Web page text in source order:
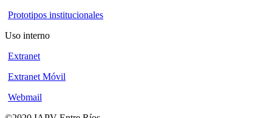
Prototipos institucionales
Uso interno
Extranet
Extranet Móvil
Webmail